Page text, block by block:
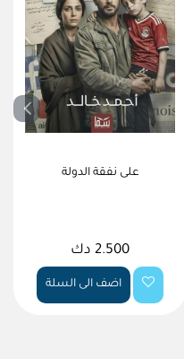
على نفقة الدولة
2.500 دك
اضف الى السلة